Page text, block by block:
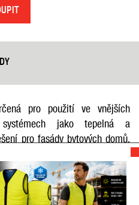
pro použití ve vnějších
systémech jako tepelná a
pro fasády bytových domů.
pryskyřicí a v celém průřezu